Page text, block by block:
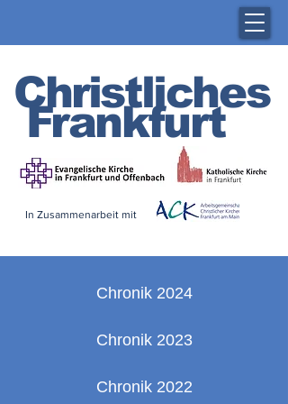
Christliches
Frankfurt
In Zusammenarbeit mit
Chronik 2024
Chronik 2023
Chronik 2022